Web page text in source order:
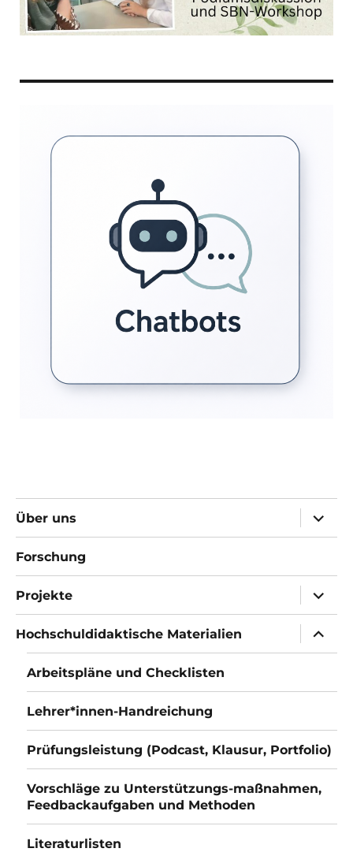
Über uns
öffnen
Forschung
Projekte
öffnen
Hochschuldidaktische Materialien
öffnen
Arbeitspläne und Checklisten
Lehrer*innen-Handreichung
Prüfungsleistung (Podcast, Klausur, Portfolio)
Vorschläge zu Unterstützungs-maßnahmen,
Feedbackaufgaben und Methoden
Literaturlisten